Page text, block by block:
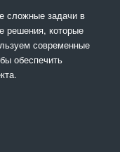
сложные задачи в
решения, которые
современные
обеспечить